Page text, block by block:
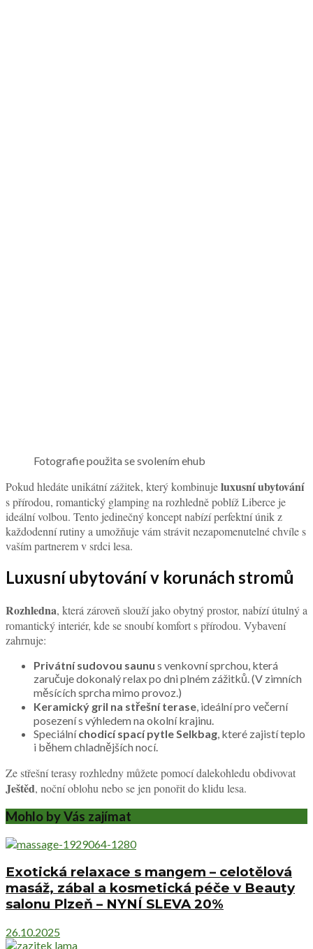
Fotografie použita se svolením ehub
Pokud hledáte unikátní zážitek, který kombinujeluxusní ubytování
s přírodou, romantický glamping na rozhledně poblíž Liberce je
ideální volbou. Tento jedinečný koncept nabízí perfektní únik z
každodenní rutiny a umožňuje vám strávit nezapomenutelné chvíle s
vaším partnerem v srdci lesa.
Luxusní ubytování v korunách stromů
Rozhledna, která zároveň slouží jako obytný prostor, nabízí útulný a
romantický interiér, kde se snoubí komfort s přírodou. Vybavení
zahrnuje:
Privátní sudovou saunu s venkovní sprchou, která
zaručuje dokonalý relax po dni plném zážitků. (V zimních
měsících sprcha mimo provoz.)
Keramický gril na střešní terase , ideální pro večerní
posezení s výhledem na okolní krajinu.
Speciálníchodicí spací pytle Selkbag , které zajistí teplo
i během chladnějších nocí.
Ze střešní terasy rozhledny můžete pomocí dalekohledu obdivovat
Ještěd, noční oblohu nebo se jen ponořit do klidu lesa.
Mohlo by Vás zajímat
Exotická relaxace s mangem – celotělová
masáž, zábal a kosmetická péče v Beauty
salonu Plzeň – NYNÍ SLEVA 20%
26.10.2025